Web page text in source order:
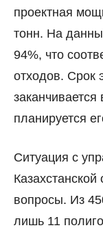
проектная
тонн. На
94%, что
отходов. Срок
заканчивается
планируется
Ситуация с
вопросы. Из
лишь 11